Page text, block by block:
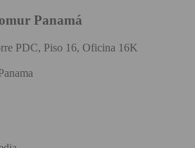
Panamá
PDC, Piso 16, Oficina 16K